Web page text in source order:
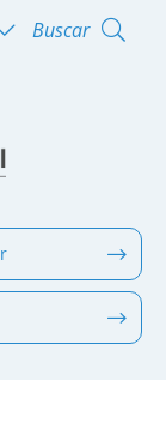
Buscar